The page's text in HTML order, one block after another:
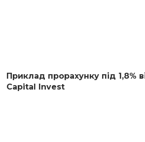
Приклад прорахунку під 1,8%
Capital Invest